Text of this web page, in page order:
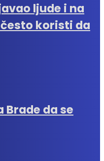
ljude i na
koristi da
Brade da se